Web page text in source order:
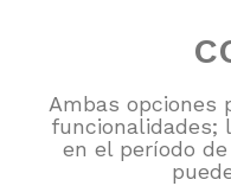
Ambas opciones
funcionalidades;
en el período